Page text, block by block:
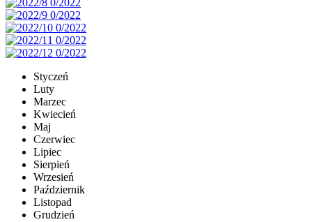
Styczeń
Luty
Marzec
Kwiecień
Maj
Czerwiec
Lipiec
Sierpień
Wrzesień
Październik
Listopad
Grudzień